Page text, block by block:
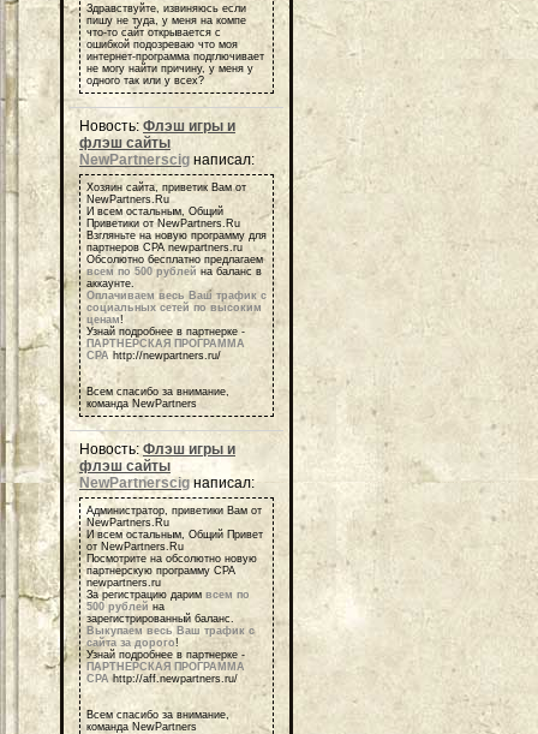
Здравствуйте, извиняюсь если
пишу не туда, у меня на компе
что-то сайт открывается с
ошибкой подозреваю что моя
интернет-программа подглючивает
не могу найти причину, у меня у
одного так или у всех?
Новость: Флэш игры и
флэш сайты
NewPartnerscig написал:
Хозяин сайта, приветик Вам от
NewPartners.Ru
И всем остальным, Общий
Приветики от NewPartners.Ru
Взгляньте на новую программу для
партнеров СРА newpartners.ru
Обсолютно бесплатно предлагаем
всем по 500 рублей на баланс в
аккаунте.
Оплачиваем весь Ваш трафик с
социальных сетей по высоким
ценам!
Узнай подробнее в партнерке -
ПАРТНЕРСКАЯ ПРОГРАММА
СРА http://newpartners.ru/
Всем спасибо за внимание,
команда NewPartners
Новость: Флэш игры и
флэш сайты
NewPartnerscigнаписал:
Администратор, приветики Вам от
NewPartners.Ru
И всем остальным, Общий Привет
от NewPartners.Ru
Посмотрите на обсолютно новую
партнерскую программу СРА
newpartners.ru
За регистрацию дарим всем по
500 рублей на
зарегистрированный баланс.
Выкупаем весь Ваш трафик с
сайта за дорого!
Узнай подробнее в партнерке -
ПАРТНЕРСКАЯ ПРОГРАММА
СРА http://aff.newpartners.ru/
Всем спасибо за внимание,
команда NewPartners